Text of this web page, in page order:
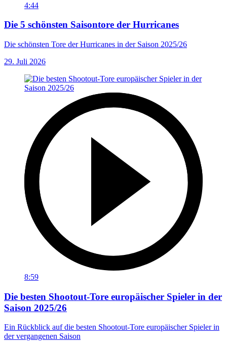
4:44
Die 5 schönsten Saisontore der Hurricanes
Die schönsten Tore der Hurricanes in der Saison 2025/26
29. Juli 2026
8:59
Die besten Shootout-Tore europäischer Spieler in der
Saison 2025/26
Ein Rückblick auf die besten Shootout-Tore europäischer Spieler in
der vergangenen Saison